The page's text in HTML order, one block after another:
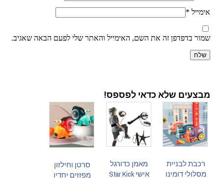
אימייל *
שמור בדפדפן זה את השם, האימייל והאתר שלי לפעם הבאה שאגיב.
מבצעים שלא כדאי לפספס!
רכבת לבניית
מסלולי דומינו
מאמן כדורגל
אישי Star Kick
סרטן וחילזון
מפזזים יחדיו